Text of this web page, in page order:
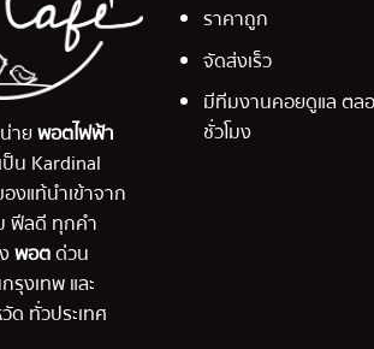
ายพอตไฟฟ้า
ป็น Kardinal
งแท้นำเข้าจาก
ฟีลดี ทุกคำ
พอตด่วน
รุงเทพ และ
ด ทั่วประเทศ
ราคาถูก
จัดส่งเร็ว
มีทีมงานคอยดูแล ตล
ชั่วโมง